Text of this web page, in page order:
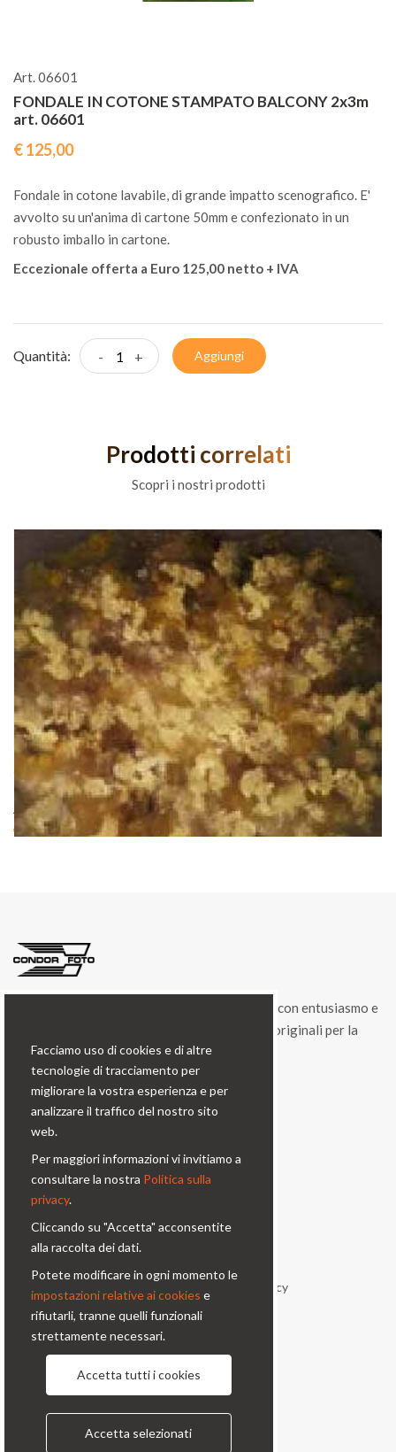
Art. 06601
FONDALE IN COTONE STAMPATO BALCONY 2x3m
art. 06601
€ 125,00
Fondale in cotone lavabile, di grande impatto scenografico. E'
avvolto su un'anima di cartone 50mm e confezionato in un
robusto imballo in cartone.
Eccezionale offerta a Euro 125,00 netto + IVA
Quantità: - + Aggiungi
Prodotti correlati
Scopri i nostri prodotti
cod. 06104
FONDALE CLASSIC BROWN+GOLD FLEX 1,50x2,10m
Art.06104
€ 60.00
Condorfoto da 55 anni propone ancora oggi, con entusiasmo e
vitalità, una gamma di prodotti e di soluzioni originali per la
fotografia professionale.
Contatti
Via Prinetti, 32 - 20127
Milano - Italy
condor@condor-foto.it
+39 0226110946
Informazioni
Privacy Policy
Condizioni generali
Facciamo uso di cookies e di altre
tecnologie di tracciamento per
migliorare la vostra esperienza e per
analizzare il traffico del nostro sito
web.
Per maggiori informazioni vi invitiamo a
consultare la nostra Politica sulla
privacy.
Cliccando su "Accetta" acconsentite
alla raccolta dei dati.
Potete modificare in ogni momento le
impostazioni relative ai cookies e
rifiutarli, tranne quelli funzionali
strettamente necessari.
Accetta tutti i cookies
Accetta selezionati